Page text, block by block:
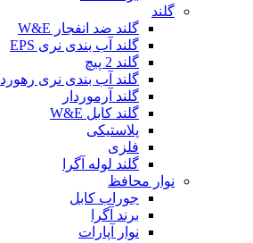
گلند
گلند ضد انفجار W&E
گلند آب بندی نری EPS
گلند 2 پیچ
گلند آب بندی نری رهورد
گلند آرموردار
گلند کابل W&E
پلاستیکی
فلزی
گلند لوله آگرا
نوار محافظ
جوراب کابل
برند آگرا
نوار آپارات